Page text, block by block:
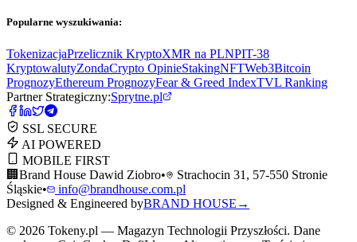
Popularne wyszukiwania:
TokenizacjaPrzelicznik KryptoXMR na PLNPIT-38
KryptowalutyZondaCrypto OpinieStakingNFTWeb3Bitcoin
PrognozyEthereum PrognozyFear & Greed IndexTVL Ranking
Partner Strategiczny:Sprytne.pl
SSL SECURE
AI POWERED
MOBILE FIRST
🏢 Brand House Dawid Ziobro•
Strachocin 31, 57-550 Stronie
Śląskie•
info@brandhouse.com.pl
Designed & Engineered byBRAND HOUSE →
© 2026 Tokeny.pl — Magazyn Technologii Przyszłości. Dane